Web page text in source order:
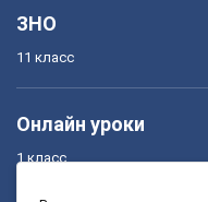
ЗНО
11 класс
Онлайн уроки
1 класс